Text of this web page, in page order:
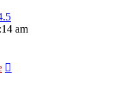
am